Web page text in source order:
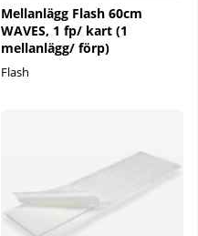
Mellanlägg Flash 60cm
WAVES, 1 fp/ kart (1
mellanlägg/ förp)
Flash